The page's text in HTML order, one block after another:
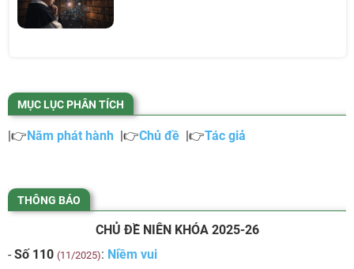
MỤC LỤC PHÂN TÍCH
|👉Năm phát hành |👉Chủ đề |👉Tác giả
THÔNG BÁO
CHỦ ĐỀ NIÊN KHÓA 2025-26
- Số 110 (11/2025): Niềm vui